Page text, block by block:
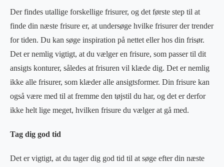
Der findes utallige forskellige frisurer, og det første step til at
finde din næste frisure er, at undersøge hvilke frisurer der trender
for tiden. Du kan søge inspiration på nettet eller hos din frisør.
Det er nemlig vigtigt, at du vælger en frisure, som passer til dit
ansigts konturer, således at frisuren vil klæde dig. Det er nemlig
ikke alle frisurer, som klæder alle ansigtsformer. Din frisure kan
også være med til at fremme den tøjstil du har, og det er derfor
ikke helt lige meget, hvilken frisure du vælger at gå med.
Tag dig god tid
Det er vigtigt, at du tager dig god tid til at søge efter din næste